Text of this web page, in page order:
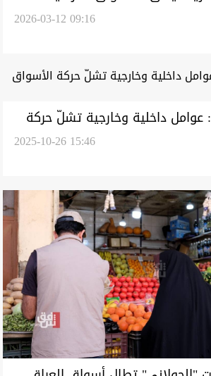
2026-03-12 09:16
عوامل داخلية وخارجية تشلّ حركة
2025-10-26 15:46